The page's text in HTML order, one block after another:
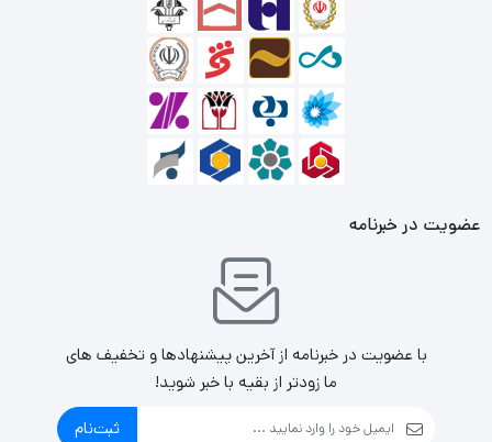
در این سال ها سامسونگ آنچنان پیشرفت کرد که شرکت های
صنایع سنگین، پتروشیمی، ابزار های دقیق و کشتی سازی
سامسونگ یکی پس از دیگری تأسیس شدند و شرکت
سامسونگ الکترونیکس اولین صادرات خود را انجام داد. در سال
عضویت در خبرنامه
با عضویت در خبرنامه از آخرین پیشنهادها و تخفیف های
ما زودتر از بقیه با خبر شوید!
ثبت‌نام